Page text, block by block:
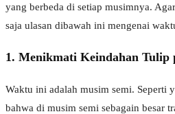
yang berbeda di setiap musimnya.
saja ulasan dibawah ini mengenai
1. Menikmati Keindahan Tulip
Waktu ini adalah musim semi. Seperti
bahwa di musim semi sebagain besar